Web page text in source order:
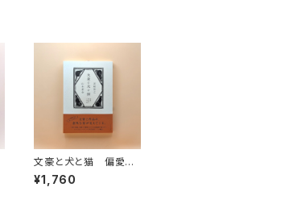
文豪と犬と猫 偏愛で
読み解く日本文学
¥1,760